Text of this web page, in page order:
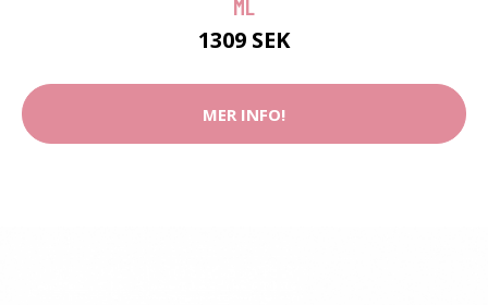
ML
1309 SEK
MER INFO!